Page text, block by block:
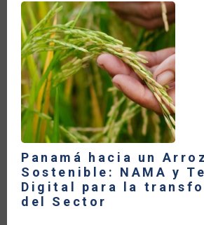
ANTE
EL
INCREMENTO
DE
LOS
PRECIOS
DE
FERTILIZANTES
(2026)
Panamá hacia un Arroz
Sostenible: NAMA y
Digital para la
del Sector